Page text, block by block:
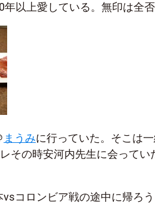
以上愛している。無印は全否
まうみに行っていた。そこは
その時安河内先生に会ってい
コロンビア戦の途中に帰ろ